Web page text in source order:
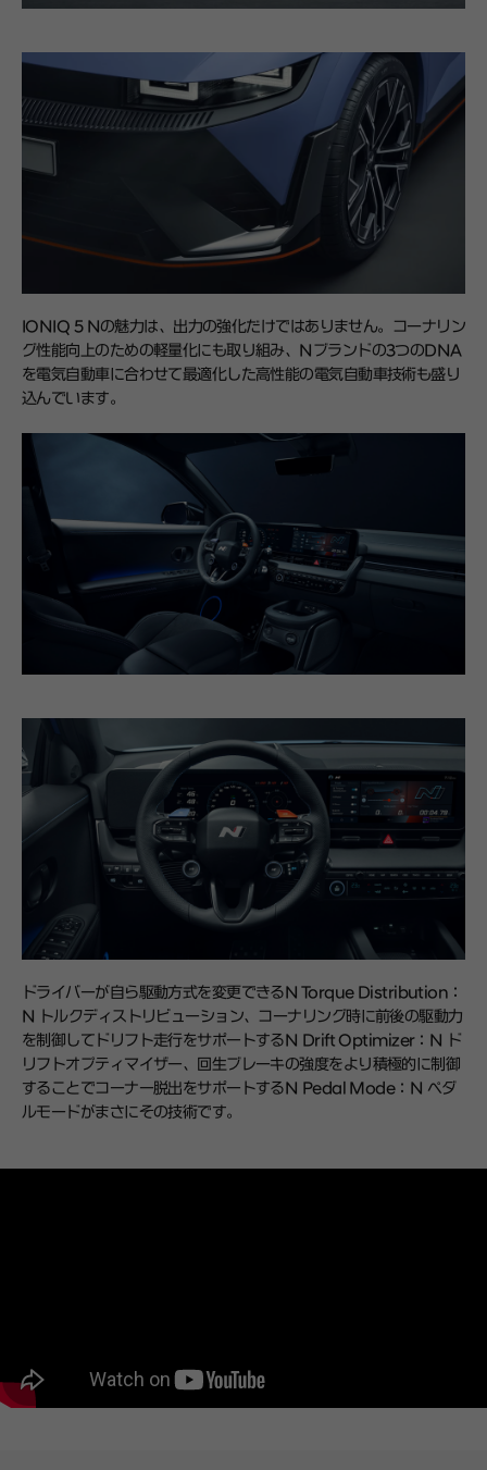
IONIQ 5 Nの魅力は、出力の強化だけではありません。コーナリン
グ性能向上のための軽量化にも取り組み、Nブランドの3つのDNA
を電気自動車に合わせて最適化した高性能の電気自動車技術も盛り
込んでいます。
ドライバーが自ら駆動方式を変更できるN Torque Distribution：
N トルクディストリビューション、コーナリング時に前後の駆動力
を制御してドリフト走行をサポートするN Drift Optimizer：N ド
リフトオプティマイザー、回生ブレーキの強度をより積極的に制御
することでコーナー脱出をサポートするN Pedal Mode：N ペダ
ルモードがまさにその技術です。